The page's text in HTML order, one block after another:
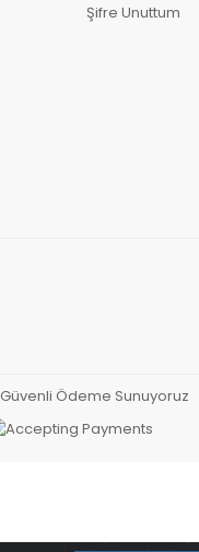
Şifre Unuttum
Güvenli Ödeme Sunuyoruz